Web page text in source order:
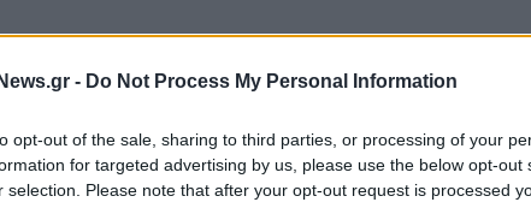
- Do Not Process My Personal Information
opt-out of the sale, sharing to third parties, or processing of your
for targeted advertising by us, please use the below opt-out
selection. Please note that after your opt-out request is processed
στελεχών, που φέρεται να διεκδικούν την
οι εσωκομματικές εκλογές.
ο Νίκος Ανδρουλάκης, με ομιλία του οποίου θα